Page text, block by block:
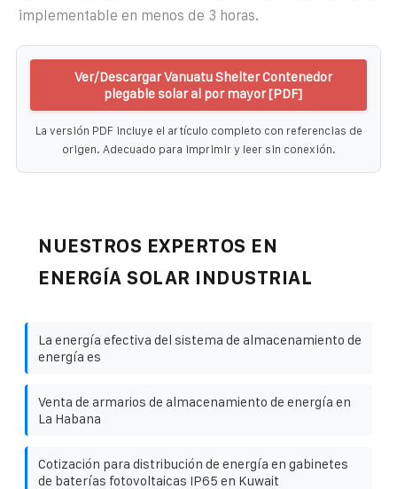
implementable en menos de 3 horas.
Ver/Descargar Vanuatu Shelter Contenedor
plegable solar al por mayor [PDF]
La versión PDF incluye el artículo completo con referencias de
origen. Adecuado para imprimir y leer sin conexión.
NUESTROS EXPERTOS EN
ENERGÍA SOLAR INDUSTRIAL
La energía efectiva del sistema de almacenamiento de
energía es
Venta de armarios de almacenamiento de energía en
La Habana
Cotización para distribución de energía en gabinetes
de baterías fotovoltaicas IP65 en Kuwait